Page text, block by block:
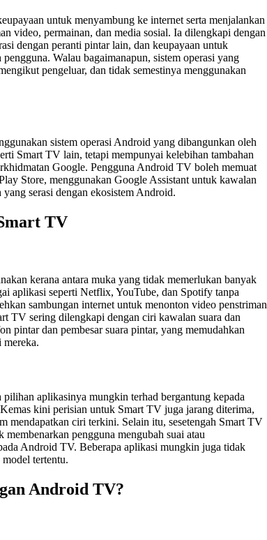
untuk menyambung ke internet serta menjalankan
video, permainan, dan media sosial. Ia dilengkapi dengan
dengan peranti pintar lain, dan keupayaan untuk
Walau bagaimanapun, sistem operasi yang
pengeluar, dan tidak semestinya menggunakan
sistem operasi Android yang dibangunkan oleh
Smart TV lain, tetapi mempunyai kelebihan tambahan
Google. Pengguna Android TV boleh memuat
Store, menggunakan Google Assistant untuk kawalan
serasi dengan ekosistem Android.
TV
kerana antara muka yang tidak memerlukan banyak
aplikasi seperti Netflix, YouTube, dan Spotify tanpa
sambungan internet untuk menonton video penstriman
TV sering dilengkapi dengan ciri kawalan suara dan
pintar dan pembesar suara pintar, yang memudahkan
mereka.
aplikasinya mungkin terhad bergantung kepada
kini perisian untuk Smart TV juga jarang diterima,
mendapatkan ciri terkini. Selain itu, sesetengah Smart TV
pengguna mengubah suai atau
Android TV. Beberapa aplikasi mungkin juga tidak
tertentu.
Android TV?